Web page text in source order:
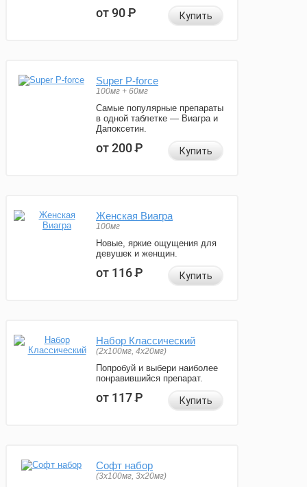
от 90Р Купить
Super P-force
100мг + 60мг
Самые популярные препараты
в одной таблетке — Виагра и
Дапоксетин.
от 200Р Купить
Женская Виагра
100мг
Новые, яркие ощущения для
девушек и женщин.
от 116Р Купить
Набор Классический
(2x100мг, 4x20мг)
Попробуй и выбери наиболее
понравившийся препарат.
от 117Р Купить
Софт набор
(3x100мг, 3x20мг)